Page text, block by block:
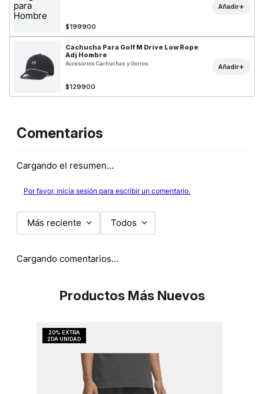
$199900
Añadir+
Cachucha Para Golf M Drive Low Rope
Adj Hombre
Accesorios Cachuchas y Gorros
$129900
Añadir+
Comentarios
Cargando el resumen…
Por favor, inicia sesión para escribir un comentario.
Más reciente Todos
Cargando comentarios…
Productos Más Nuevos